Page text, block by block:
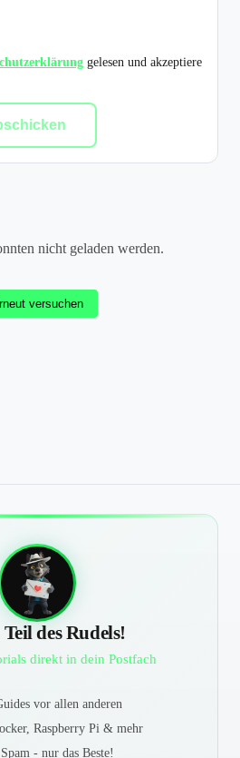
gelesen und akzeptiere
nicht geladen werden.
versuchen
des Rudels!
direkt in dein Postfach
vor allen anderen
Raspberry Pi & mehr
- nur das Beste!